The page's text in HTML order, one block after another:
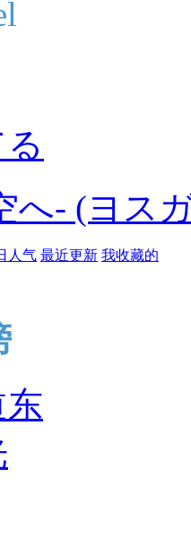
へ- (ヨス
人气 最近更新 我收藏的
东